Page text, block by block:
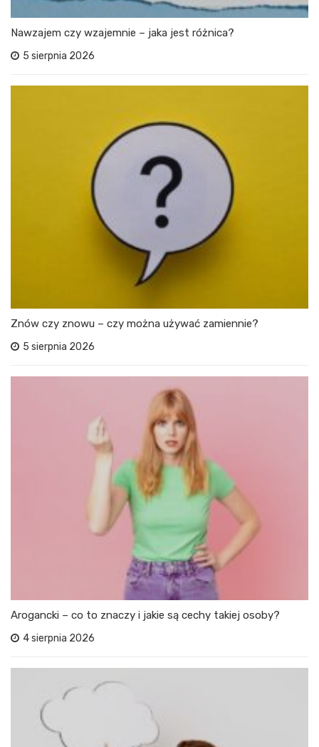
Nawzajem czy wzajemnie – jaka jest różnica?
5 sierpnia 2026
Znów czy znowu – czy można używać zamiennie?
5 sierpnia 2026
Arogancki – co to znaczy i jakie są cechy takiej osoby?
4 sierpnia 2026